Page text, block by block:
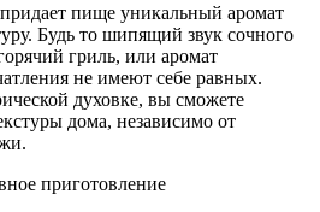
пище уникальный аромат
Будь то шипящий звук сочного
гриль, или аромат
не имеют себе равных.
духовке, вы сможете
дома, независимо от
приготовление